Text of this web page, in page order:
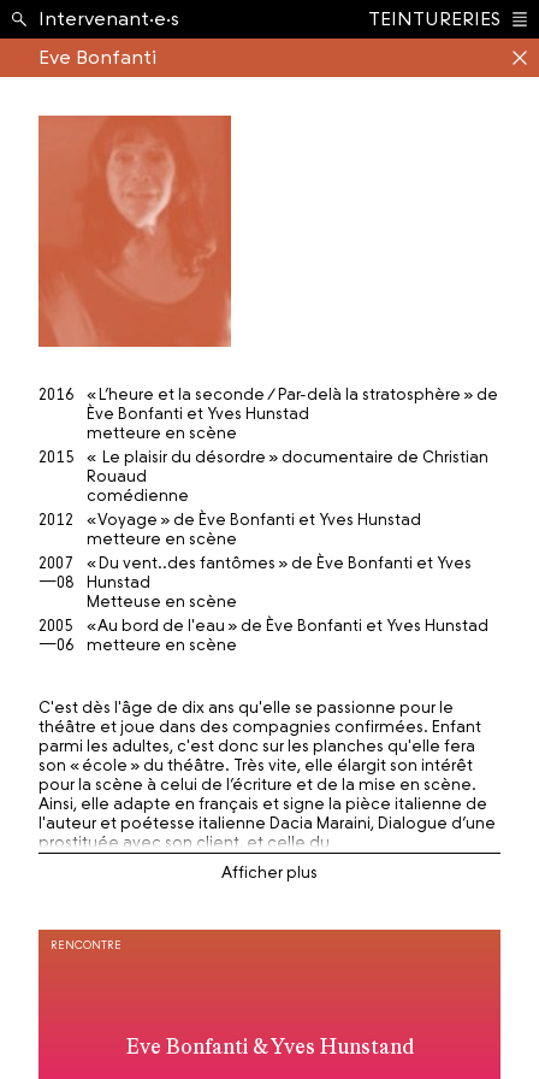
École ›
Intervenant·e·s
TEINTURERIES
Eve Bonfanti
2016
« L’heure et la seconde / Par-delà la stratosphère » de
Ève Bonfanti et Yves Hunstad
metteure en scène
2015
« Le plaisir du désordre » documentaire de Christian
Rouaud
comédienne
2012
« Voyage » de Ève Bonfanti et Yves Hunstad
metteure en scène
2007
—08
« Du vent..des fantômes » de Ève Bonfanti et Yves
Hunstad
Metteuse en scène
2005
—06
« Au bord de l'eau » de Ève Bonfanti et Yves Hunstad
metteure en scène
C'est dès l'âge de dix ans qu'elle se passionne pour le
théâtre et joue dans des compagnies confirmées. Enfant
parmi les adultes, c'est donc sur les planches qu'elle fera
son « école » du théâtre. Très vite, elle élargit son intérêt
pour la scène à celui de l’écriture et de la mise en scène.
Ainsi, elle adapte en français et signe la pièce italienne de
l'auteur et poétesse italienne Dacia Maraini, Dialogue d’une
prostituée avec son client, et celle du
dramaturge allemand F.X. Kroetz, Concert à la Carte.
long-métrage, Madame P, qui obtient le « Prix du
« Prix Dukatenfilm » au Festival International de Mannheim
en Allemagne (1984), « Prix de la Presse pour le Meilleur
Eve Bonfanti & Yves Hunstand
RENCONTRE